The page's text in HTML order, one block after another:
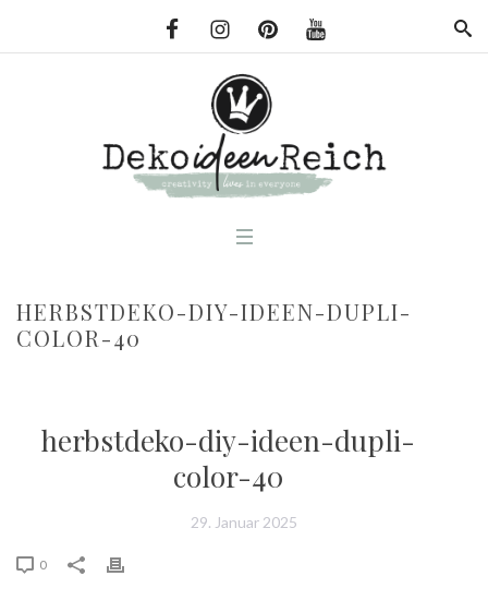
HERBSTDEKO-DIY-IDEEN-DUPLI-
COLOR-40
herbstdeko-diy-ideen-dupli-
color-40
29. Januar 2025
0